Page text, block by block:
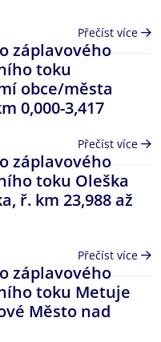
Přečíst více
záplavového
toku
obce/města
0,000-3,417
Přečíst více
záplavového
toku Oleška
ř. km 23,988 až
Přečíst více
záplavového
toku Metuje
Město nad